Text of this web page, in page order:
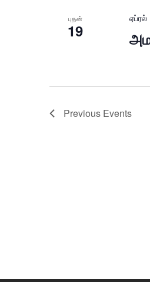
புதன்
19
ஏப்ரல்
Previous Events